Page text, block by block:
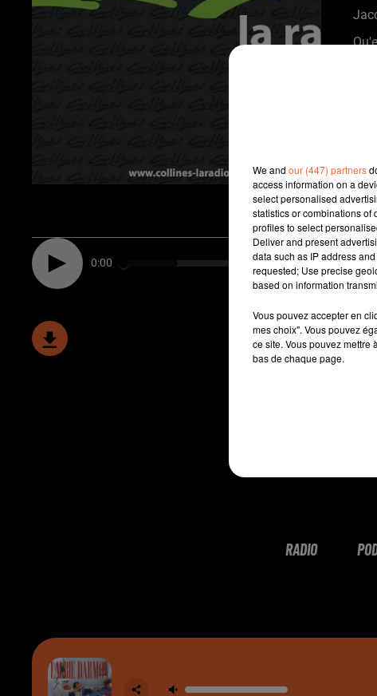
0:00
RADIO
We and our (447) partners
access information on a
select personalised
statistics or combinations of
profiles to select
Deliver and present
data such as IP address
requested; Use precise
based on information
Vous pouvez accepter en
mes choix". Vous pouvez
ce site. Vous pouvez mettre
bas de chaque page.